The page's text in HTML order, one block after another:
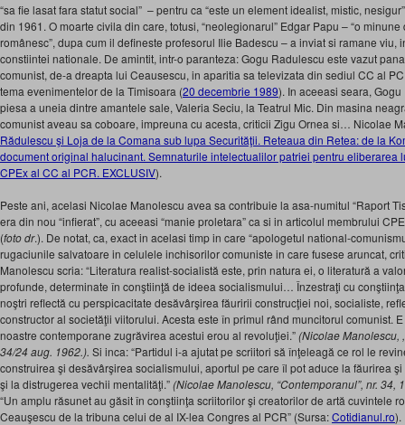
“sa fie lasat fara statut social” – pentru ca “este un element idealist, mistic,
din 1961. O moarte civila din care, totusi, “neolegionarul” Edgar Papu – “o
românesc”, dupa cum il defineste profesorul Ilie Badescu – a inviat si ramane viu,
constiintei nationale. De amintit, intr-o paranteza: Gogu Radulescu este vazut
comunist, de-a dreapta lui Ceausescu, in aparitia sa televizata din sediul CC al
tema evenimentelor de la Timisoara (20 decembrie 1989). In aceeasi seara,
piesa a uneia dintre amantele sale, Valeria Seciu, la Teatrul Mic. Din masina
comunist aveau sa coboare, impreuna cu acesta, criticii Zigu Ornea si… Nicolae
Rădulescu şi Loja de la Comana sub lupa Securităţii. Reteaua din Retea: de la
document original halucinant. Semnaturile intelectualilor patriei pentru eliberarea
CPEx al CC al PCR. EXCLUSIV).
Peste ani, acelasi Nicolae Manolescu avea sa contribuie la asa-numitul “Raport
era din nou “infierat”, cu aceeasi “manie proletara” ca si in articolul membrului
(foto dr.). De notat, ca, exact in acelasi timp in care “apologetul national-
rugaciunile salvatoare in celulele inchisorilor comuniste in care fusese aruncat,
Manolescu scria: “Literatura realist-socialistă este, prin natura ei, o literatură a
profunde, determinate în conştiinţă de ideea socialismului… Înzestraţi cu
noştri reflectă cu perspicacitate desăvârşirea făuririi construcţiei noi, socialiste,
constructor al societăţii viitorului. Acesta este în primul rând muncitorul comunist.
noastre contemporane zugrăvirea acestui erou al revoluţiei.”(Nicolae Manolescu,
34/24 aug. 1962.). Si inca: “Partidul i-a ajutat pe scriitori să înţeleagă ce rol le
construirea şi desăvârşirea socialismului, aportul pe care îl pot aduce la făurirea
şi la distrugerea vechii mentalităţi.”(Nicolae Manolescu, “Contemporanul”, nr. 34,
“Un amplu răsunet au găsit în conştiinţa scriitorilor şi creatorilor de artă cuvintele
Ceauşescu de la tribuna celui de al IX-lea Congres al PCR” (Sursa:Cotidianul.ro).